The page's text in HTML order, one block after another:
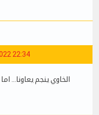
22:34
الخاوي ينجم يعاونا...